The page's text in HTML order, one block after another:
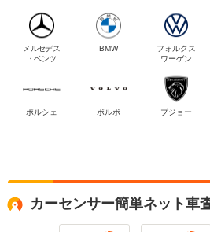
メルセデス
・ベンツ
BMW
フォルクス
ワーゲン
ポルシェ ボルボ プジョー
カーセンサー簡単ネット車